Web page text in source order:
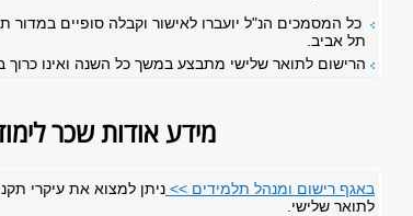
כל המסמכים הנ"ל יועברו לאישור וקבלה סופיים במדור
תל אביב.
הרישום לתואר שלישי מתבצע במשך כל השנה ואינו כרוך
מידע אודות שכר
באגף רישום ומנהל תלמידים >> ניתן למצוא את עיקרי
לתואר שלישי.